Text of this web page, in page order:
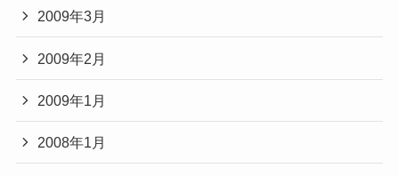
2009年3月
2009年2月
2009年1月
2008年1月